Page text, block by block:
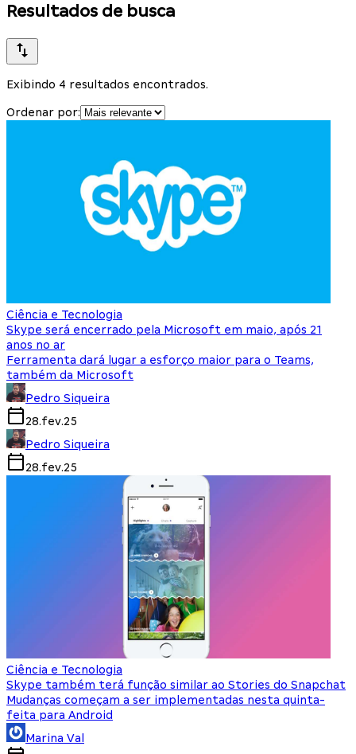
Resultados de busca
Exibindo 4 resultados encontrados.
Ordenar por:
Ciência e Tecnologia
Skype será encerrado pela Microsoft em maio, após 21
anos no ar
Ferramenta dará lugar a esforço maior para o Teams,
também da Microsoft
Pedro Siqueira
28.fev.25
Pedro Siqueira
28.fev.25
Ciência e Tecnologia
Skype também terá função similar ao Stories do Snapchat
Mudanças começam a ser implementadas nesta quinta-
feita para Android
Marina Val